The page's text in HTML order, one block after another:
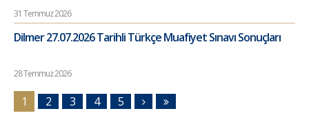
31 Temmuz 2026
Dilmer 27.07.2026 Tarihli Türkçe Muafiyet Sınavı Sonuçları
28 Temmuz 2026
1 2 3 4 5